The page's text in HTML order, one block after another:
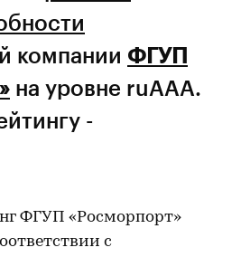
компании ФГУП
на уровне ruAAA.
-
ФГУП «Росморпорт»
с